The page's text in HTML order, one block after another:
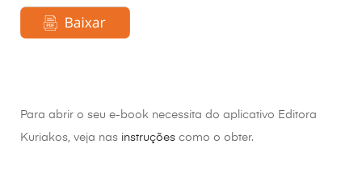
Para abrir o seu e-book necessita do aplicativo Editora
Kuriakos, veja nas instruções como o obter.